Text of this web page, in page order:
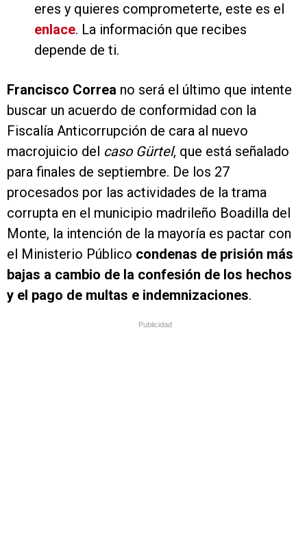
eres y quieres comprometerte, este es el
enlace. La información que recibes
depende de ti.
Francisco Correa no será el último que intente
buscar un acuerdo de conformidad con la
Fiscalía Anticorrupción de cara al nuevo
macrojuicio del caso Gürtel, que está señalado
para finales de septiembre. De los 27
procesados por las actividades de la trama
corrupta en el municipio madrileño Boadilla del
Monte, la intención de la mayoría es pactar con
el Ministerio Público condenas de prisión más
bajas a cambio de la confesión de los hechos
y el pago de multas e indemnizaciones.
Publicidad